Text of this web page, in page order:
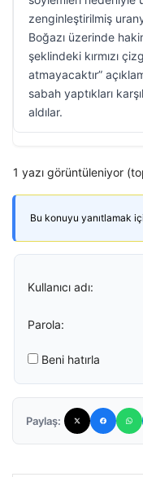
zenginleştirilmiş
Boğazı üzerinde
şeklindeki kırmızı
atmayacaktır”
sabah yaptıkları
aldılar.
1 yazı görüntüleniyor
Bu konuyu yanıtlamak
Kullanıcı adı:
Parola:
Beni hatırla
Paylaş: